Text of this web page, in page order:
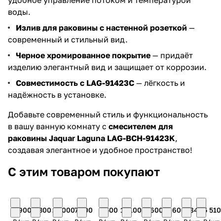
воды.
Излив для раковины с настенной розеткой —
современный и стильный вид.
Черное хромированное покрытие — придаёт
изделию элегантный вид и защищает от коррозии.
Совместимость с LAG-91423C — лёгкость и
надёжность в установке.
Добавьте современный стиль и функциональность
в вашу ванную комнату с смесителем для
раковины Jaquar Laguna LAG-BCH-91423K,
создавая элегантное и удобное пространство!
С этим товаром покупают
7 9009 30021 0007 200
6 500 17 1008 60011 6005 8405 510